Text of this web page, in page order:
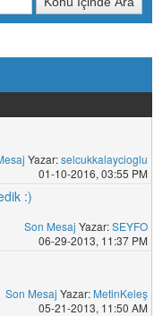
Yazar:selcukkalaycioglu
01-10-2016, 03:55 PM
:)
Son Mesaj Yazar:SEYFO
06-29-2013, 11:37 PM
Son Mesaj Yazar: MetinKeleş
05-21-2013, 11:50 AM